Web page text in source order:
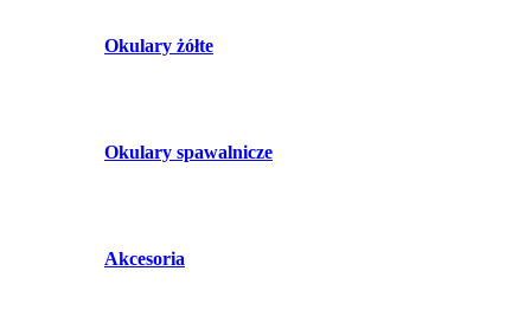
Okulary żółte
Okulary spawalnicze
Akcesoria